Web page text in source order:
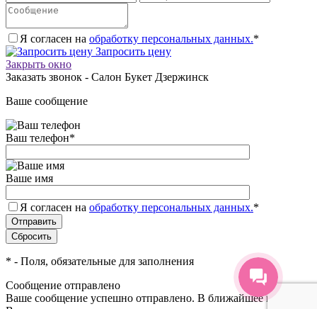
Я согласен на обработку персональных данных.*
Запросить цену
Закрыть окно
Заказать звонок - Салон Букет Дзержинск
Ваше сообщение
Ваш телефон*
Ваше имя
Я согласен на обработку персональных данных.*
* - Поля, обязательные для заполнения
Сообщение отправлено
Ваше сообщение успешно отправлено. В ближайшее время с